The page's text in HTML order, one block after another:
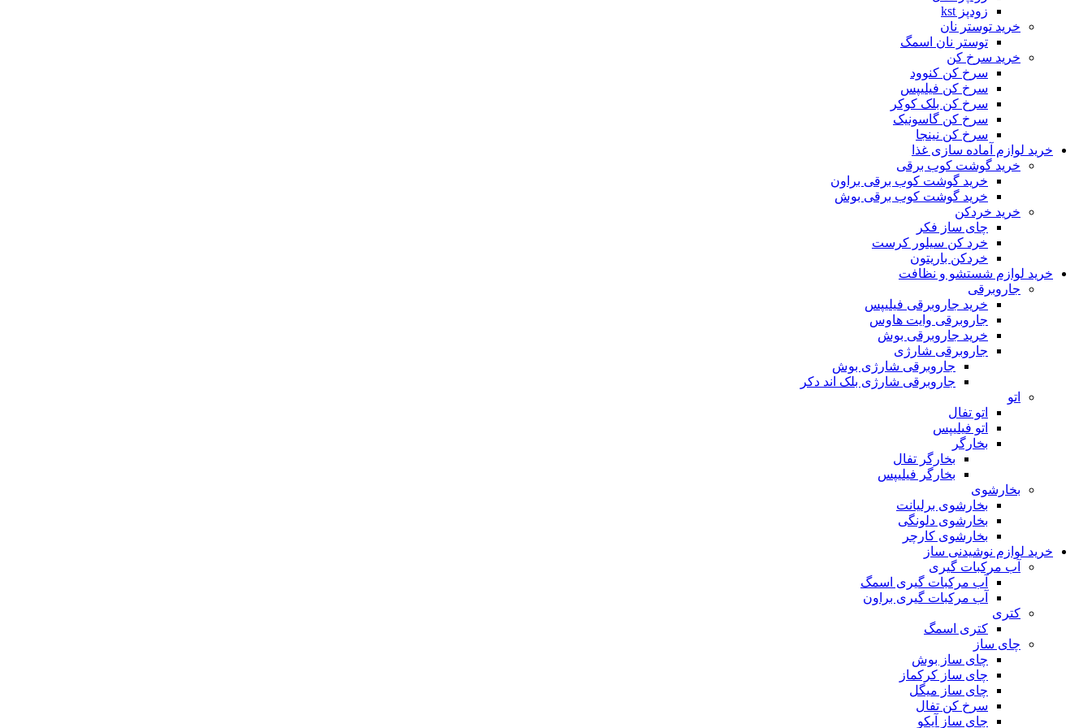
زودپز kst
خرید توستر نان
توستر نان اسمگ
خرید سرخ کن
سرخ کن کنوود
سرخ کن فیلیپس
سرخ کن بلک کوکر
سرخ کن گاسونیک
سرخ کن نینجا
خرید لوازم آماده سازی غذا
خرید گوشت کوب برقی
خرید گوشت کوب برقی براون
خرید گوشت کوب برقی بوش
خرید خردکن
چای ساز فکر
خرد کن سیلور کرست
خردکن باریتون
خرید لوازم شستشو و نظافت
جاروبرقی
خرید جاروبرقی فیلیپس
جاروبرقی وایت هاوس
خرید جاروبرقی بوش
جاروبرقی شارژی
جاروبرقی شارژی بوش
جاروبرقی شارژی بلک اند دکر
اتو
اتو تفال
اتو فیلیپس
بخارگر
بخارگر تفال
بخارگر فیلیپس
بخارشوی
بخارشوی برلیانت
بخارشوی دلونگی
بخارشوی کارچر
خرید لوازم نوشیدنی ساز
آب مرکبات گیری
آب مرکبات گیری اسمگ
آب مرکبات گیری براون
کتری
کتری اسمگ
چای ساز
چای ساز بوش
چای ساز کرکماز
چای ساز میگل
سرخ کن تفال
چای ساز آیکو